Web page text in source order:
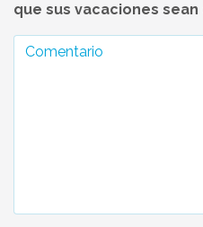
que sus vacaciones